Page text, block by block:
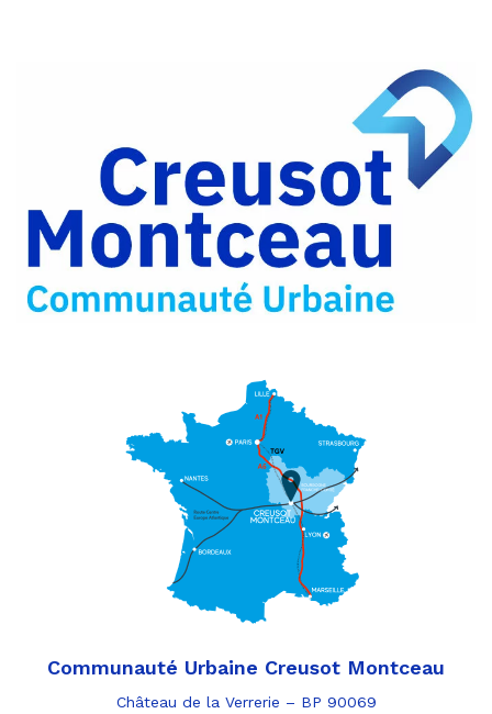
Communauté Urbaine Creusot Montceau
Château de la Verrerie – BP 90069